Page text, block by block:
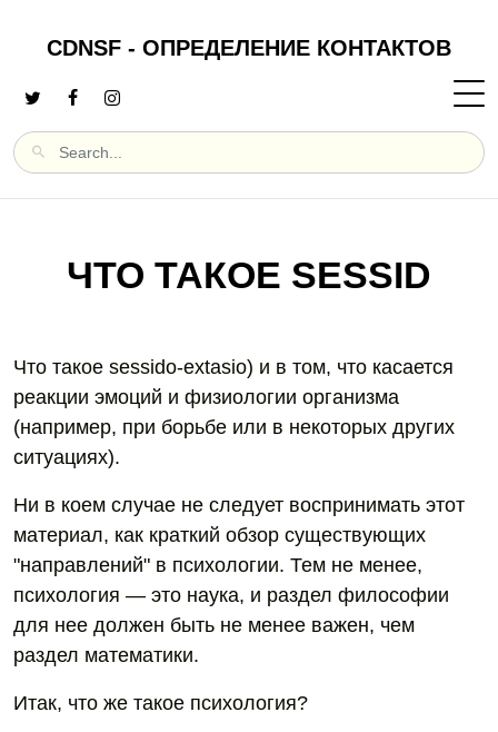
CDNSF - ОПРЕДЕЛЕНИЕ КОНТАКТОВ
ЧТО ТАКОЕ SESSID
Что такое sessido-extasio) и в том, что касается
реакции эмоций и физиологии организма
(например, при борьбе или в некоторых других
ситуациях).
Ни в коем случае не следует воспринимать этот
материал, как краткий обзор существующих
"направлений" в психологии. Тем не менее,
психология — это наука, и раздел философии
для нее должен быть не менее важен, чем
раздел математики.
Итак, что же такое психология?